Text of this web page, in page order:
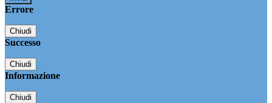
Errore
Chiudi
Successo
Chiudi
Informazione
Chiudi